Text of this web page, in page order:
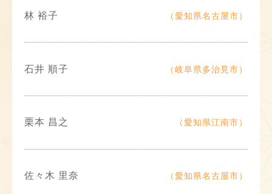
林 裕子 （愛知県名古屋市）
石井 順子 （岐阜県多治見市）
栗本 昌之 （愛知県江南市）
佐々木 里奈 （愛知県名古屋市）